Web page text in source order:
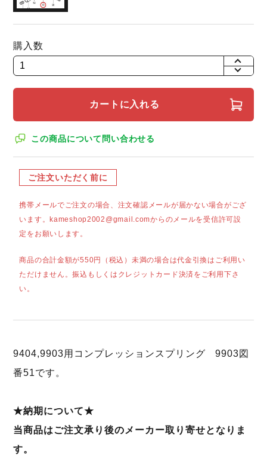
購入数
+
カートに入れる
この商品について問い合わせる
ご注文いただく前に
携帯メールでご注文の場合、注文確認メールが届かない場合がござ
います。kameshop2002@gmail.comからのメールを受信許可設
定をお願いします。
商品の合計金額が550円（税込）未満の場合は代金引換はご利用い
ただけません。振込もしくはクレジットカード決済をご利用下さ
い。
9404,9903用コンプレッションスプリング 9903図
番51です。
★納期について★
当商品はご注文承り後のメーカー取り寄せとなりま
す。